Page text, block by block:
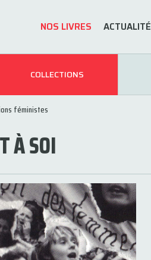
NOS LIVRES ACTUALITÉ
COLLECTIONS
féministes
À SOI